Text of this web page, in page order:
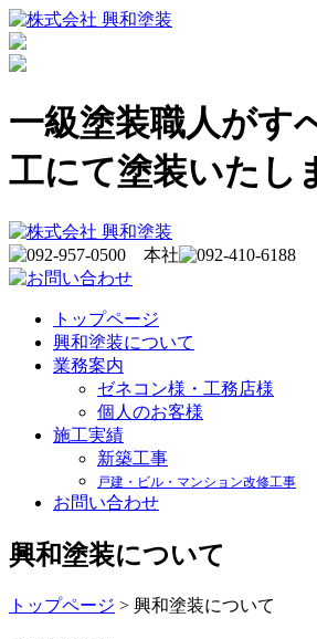
一級塗装職人がす
工にて塗装いたし
トップページ
興和塗装について
業務案内
ゼネコン様・工務店様
個人のお客様
施工実績
新築工事
戸建・ビル・マンション改修工事
お問い合わせ
興和塗装について
トップページ > 興和塗装について